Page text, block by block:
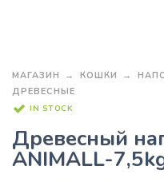
МАГАЗИН КОШКИ
ДРЕВЕСНЫЕ
IN STOCK
Древесный
ANIMALL-